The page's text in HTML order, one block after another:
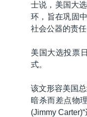
士说，美国大
环，旨在巩固
社会公器的责
美国大选投票
式。
该文形容美国
暗杀而差点物
(Jimmy